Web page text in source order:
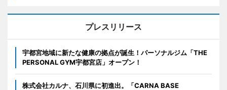
プレスリリース
宇都宮地域に新たな健康の拠点が誕生！パーソナルジム「THE
PERSONAL GYM宇都宮店」オープン！
株式会社カルナ、石川県に初進出。「CARNA BASE